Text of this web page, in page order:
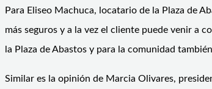
Para Eliseo Machuca, locatario de la Plaza de
más seguros y a la vez el cliente puede venir a
la Plaza de Abastos y para la comunidad
Similar es la opinión de Marcia Olivares,